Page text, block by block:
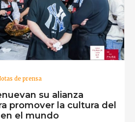
de prensa
su alianza
promover la cultura del
el mundo